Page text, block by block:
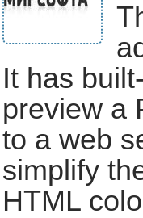
It has
preview a
to a web
simplify
HTML